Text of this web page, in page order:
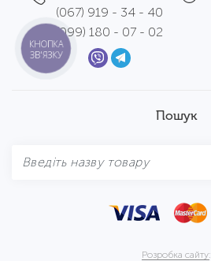
(067) 919 - 34 - 40
(099) 180 - 07 - 02
Пошук
Розробка сайту:
КНОПКА
ЗВ'ЯЗКУ